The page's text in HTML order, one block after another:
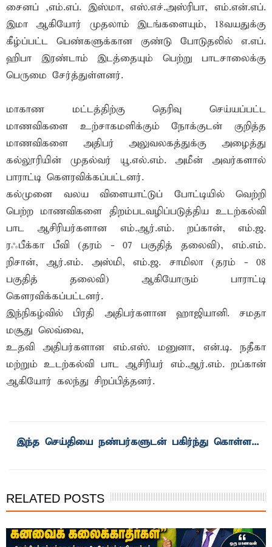
சைனப் ,எம்.எப். இஸ்மா, எஸ்.எச்.அஸ்ரிபா, எம்.என்.எப்.
இமா ஆகியோர் முதலாம் இடங்களையும், 18வயதுக்கு
கீழ்ப்பட்ட பெண்களுக்கான குண்டு போடுதலில் எ.எப்.
ஹிபா இரண்டாம் இடத்தையும் பெற்று பாடசாலைக்கு
பெருமை சேர்த்துள்ளனர்.
மாகாண மட்டத்திற்கு தெரிவு செய்யப்பட்ட
மாணவிகளை உற்சாகமளிக்கும் நோக்குடன் குறித்த
மாணவிகளை அதிபர் அலுவலகத்துக்கு அழைத்து
கல்லூரியின் முதல்வர் யூ.எல்.எம். அமீன் அவர்களால்
பாராட்டி கெளரவிக்கப்பட்டனர்.
கல்முனை வலய விளையாட்டுப் போட்டியில் வெற்றி
பெற்ற மாணவிகளை திறம்படவழிப்படுத்திய உடற்கல்வி
பாட ஆசிரியர்களான எம்.ஆர்.எம். றப்கான், எம்.ஜ.
ரஃபீக்கா பீவி (தரம் - 07 பகுதித் தலைவி), எம்.எம்.
றிசான், ஆர்.எம். அஸ்மி, எம்.ஜ. சாமிலா (தரம் - 08
பகுதித் தலைவி) ஆகியோரும் பாராட்டி
கெளரவிக்கப்பட்டனர்.
இந்நிகழ்வில் பிரதி அதிபர்களான ஹாஜியானி. சமதா
மசூது லெவ்வை,
உதவி அதிபர்களான எம்.எஸ். மனுனா, என்.டி. நதீகா
மற்றும் உடற்கல்வி பாட ஆசிரியர் எம்.ஆர்.எம். றப்கான்
ஆகியோர் கலந்து சிறப்பித்தனர்.
RELATED POSTS